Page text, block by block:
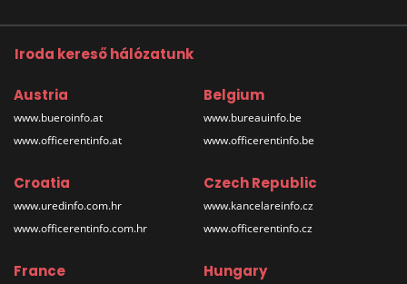
Iroda kereső hálózatunk
Austria
www.bueroinfo.at
www.officerentinfo.at
Belgium
www.bureauinfo.be
www.officerentinfo.be
Croatia
www.uredinfo.com.hr
www.officerentinfo.com.hr
Czech Republic
www.kancelareinfo.cz
www.officerentinfo.cz
France Hungary